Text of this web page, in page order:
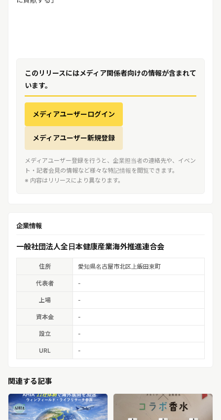
このリリースにはメディア関係者向けの情報が含まれて
います。
メディアユーザーログイン
メディアユーザー新規登録
メディアユーザー登録を行うと、企業担当者の連絡先や、イベン
ト・記者会見の情報など様々な特記情報を閲覧できます。
※ 内容はリリースにより異なります。
企業情報
一般社団法人全日本健康産業海外推進連合会
住所 愛知県名古屋市北区上飯田東町
代表者 -
上場 -
資本金 -
設立 -
URL -
関連する記事